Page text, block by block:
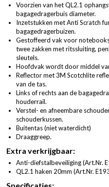
Voorzien van het QL2.1
bagagedragerbuis diameter.
Inzetstukken met Anti Scratch
bagagedragerbuizen.
Gestoffeerd vak voor
twee zakken met ritssluiting,
sleutels.
Hoofdvak wordt door middel
Reflector met 3M Scotchlite
van de tas.
Links of rechts aan de
houderrail.
Verstel- en afneembare
schouderkussen.
Buitentas (niet waterdicht)
Draaggreep.
Extra verkrijgbaar:
Anti-diefstalbeveiliging (Art.Nr.
QL2.1 haken 20mm (Art.Nr.